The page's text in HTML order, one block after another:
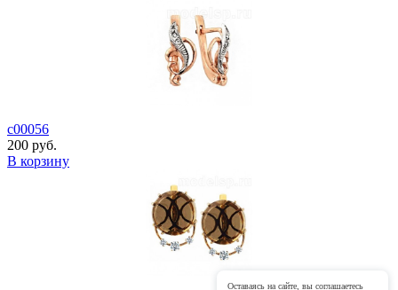
с00056
200 руб.
В корзину
Оставаясь на сайте, вы соглашаетесь